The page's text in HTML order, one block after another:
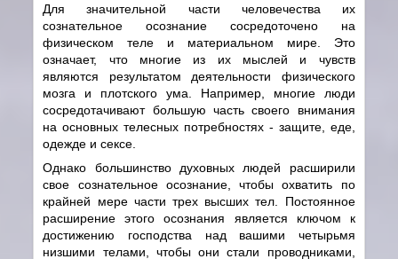
Для значительной части человечества их
сознательное осознание сосредоточено на
физическом теле и материальном мире. Это
означает, что многие из их мыслей и чувств
являются результатом деятельности физического
мозга и плотского ума. Например, многие люди
сосредотачивают большую часть своего внимания
на основных телесных потребностях - защите, еде,
одежде и сексе.
Однако большинство духовных людей расширили
свое сознательное осознание, чтобы охватить по
крайней мере части трех высших тел. Постоянное
расширение этого осознания является ключом к
достижению господства над вашими четырьмя
низшими телами, чтобы они стали проводниками,